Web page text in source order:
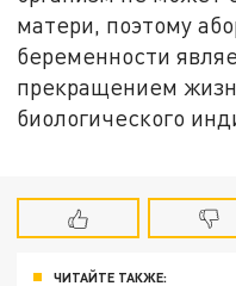
матери, поэтому
беременности
прекращением
биологического
ЧИТАЙТЕ ТАКЖЕ: